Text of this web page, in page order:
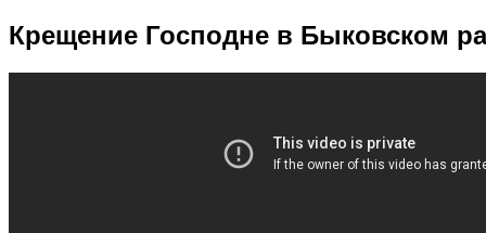
Крещение Господне в Быковском